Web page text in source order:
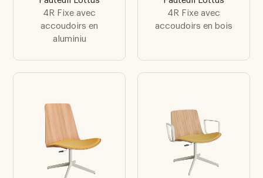
4R Fixe avec
accoudoirs en
aluminiu
4R Fixe avec
accoudoirs en bois